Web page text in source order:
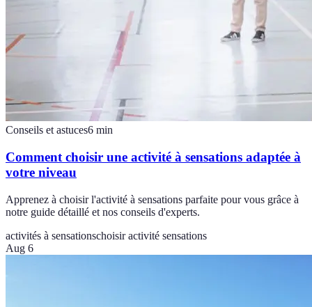
Conseils et astuces6 min
Comment choisir une activité à sensations adaptée à
votre niveau
Apprenez à choisir l'activité à sensations parfaite pour vous grâce à
notre guide détaillé et nos conseils d'experts.
activités à sensationschoisir activité sensations
Aug 6